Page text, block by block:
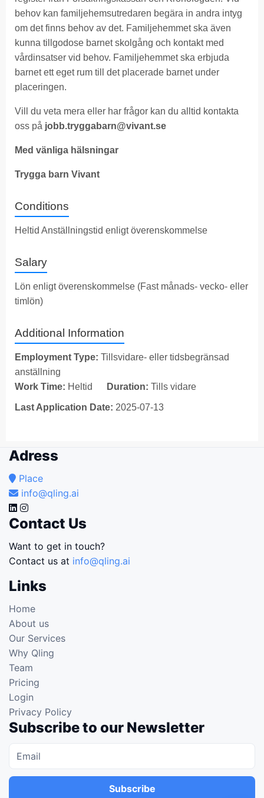
behov kan familjehemsutredaren begära in andra intyg
om det finns behov av det. Familjehemmet ska även
kunna tillgodose barnet skolgång och kontakt med
vårdinsatser vid behov. Familjehemmet ska erbjuda
barnet ett eget rum till det placerade barnet under
placeringen.
Vill du veta mera eller har frågor kan du alltid kontakta
oss på jobb.tryggabarn@vivant.se
Med vänliga hälsningar
Trygga barn Vivant
Conditions
Heltid Anställningstid enligt överenskommelse
Salary
Lön enligt överenskommelse (Fast månads- vecko- eller
timlön)
Additional Information
Employment Type: Tillsvidare- eller tidsbegränsad
anställning
Work Time: Heltid Duration: Tills vidare
Last Application Date: 2025-07-13
Adress
Place
info@qling.ai
Contact Us
Want to get in touch?
Contact us at info@qling.ai
Links
Home
About us
Our Services
Why Qling
Team
Pricing
Login
Privacy Policy
Subscribe to our Newsletter
Subscribe